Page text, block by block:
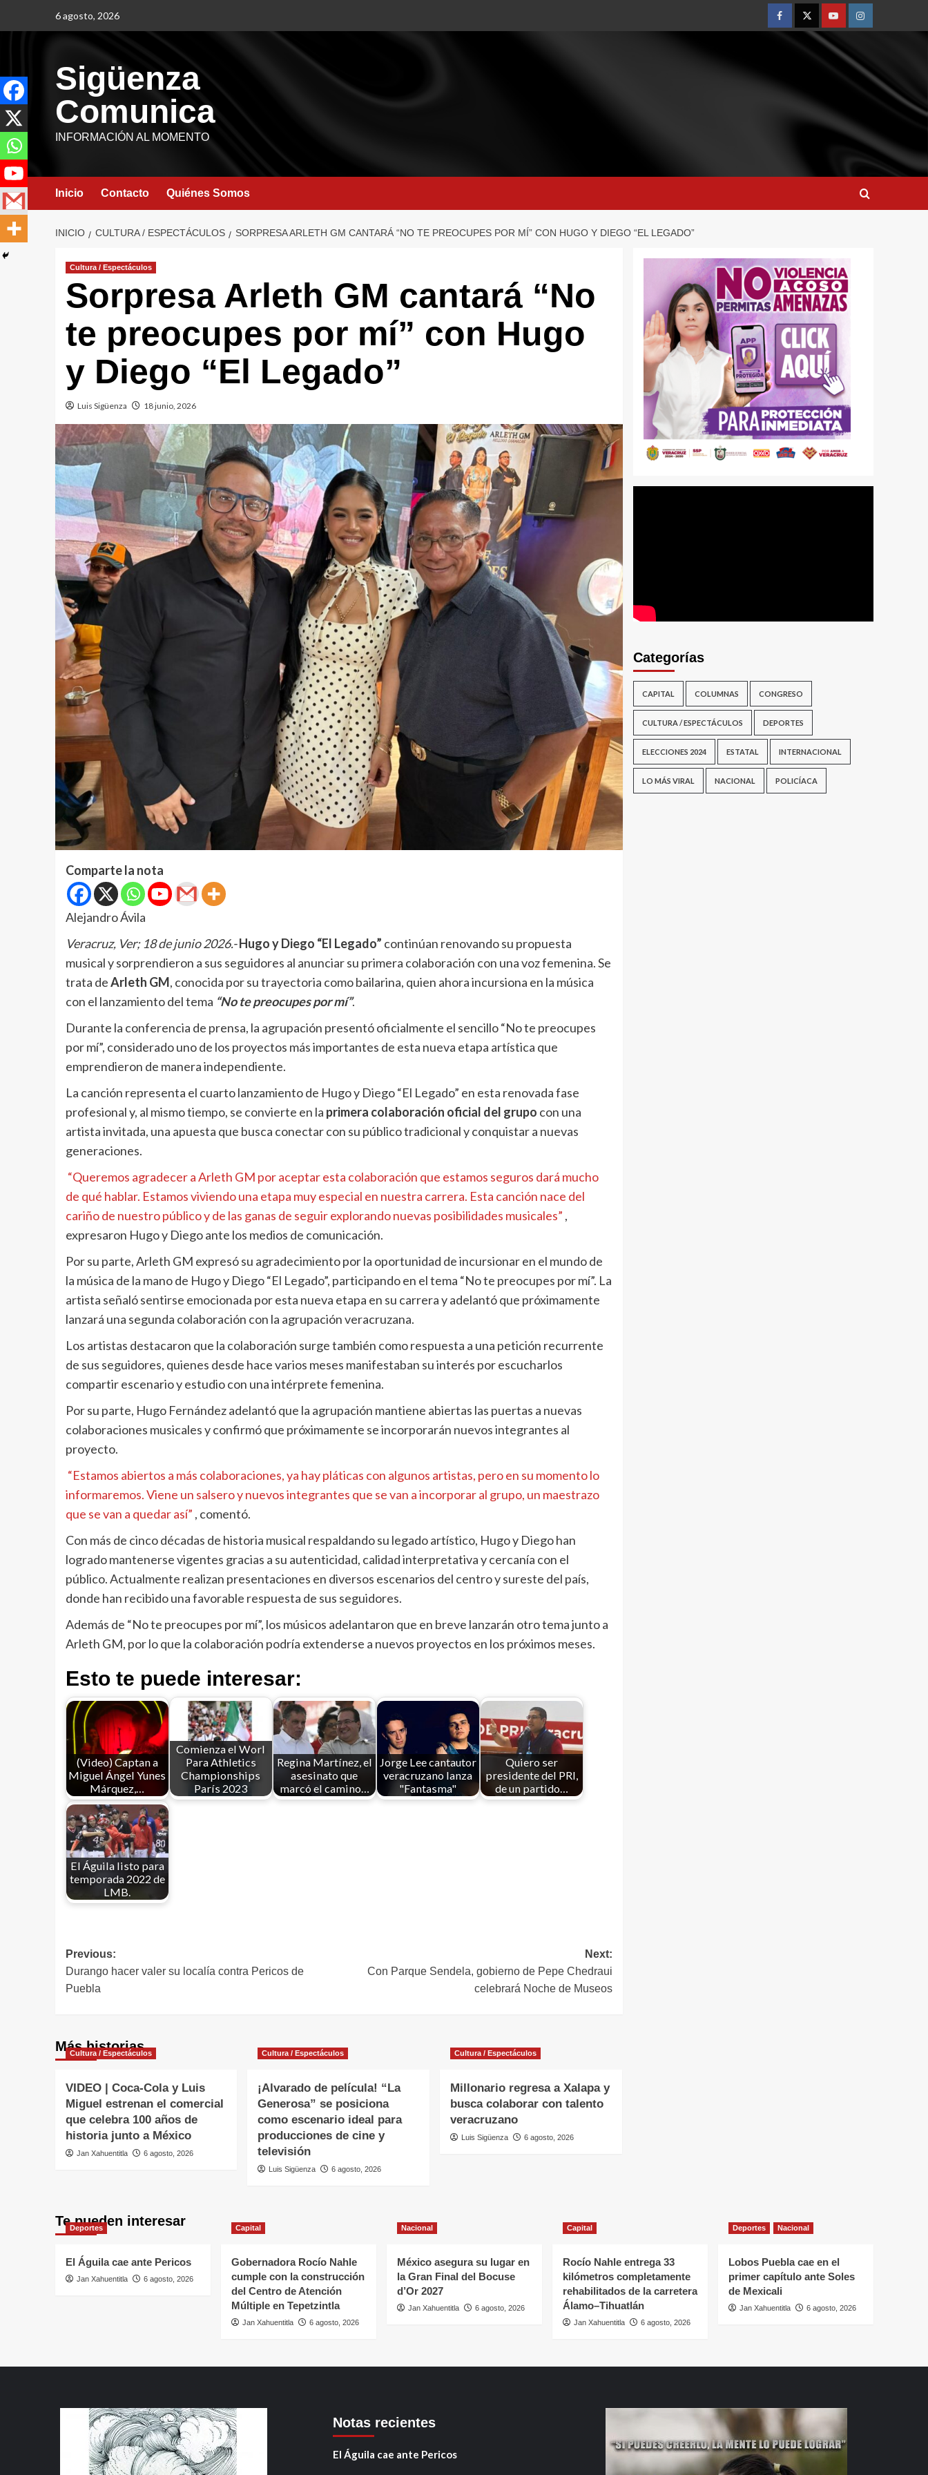
6 agosto, 2026
Sigüenza
Comunica
INFORMACIÓN AL MOMENTO
Inicio Contacto Quiénes Somos
INICIO CULTURA / ESPECTÁCULOS SORPRESA ARLETH GM CANTARÁ “NO TE PREOCUPES POR MÍ” CON HUGO Y DIEGO “EL LEGADO”
Cultura / Espectáculos
Sorpresa Arleth GM cantará “No
te preocupes por mí” con Hugo
y Diego “El Legado”
Luis Sigüenza 18 junio, 2026
Comparte la nota
Alejandro Ávila
Veracruz, Ver; 18 de junio 2026.- Hugo y Diego “El Legado” continúan renovando su propuesta
musical y sorprendieron a sus seguidores al anunciar su primera colaboración con una voz femenina. Se
trata deArleth GM, conocida por su trayectoria como bailarina, quien ahora incursiona en la música
con el lanzamiento del tema “No te preocupes por mí”.
Durante la conferencia de prensa, la agrupación presentó oficialmente el sencillo “No te preocupes
por mí”, considerado uno de los proyectos más importantes de esta nueva etapa artística que
emprendieron de manera independiente.
La canción representa el cuarto lanzamiento de Hugo y Diego “El Legado” en esta renovada fase
profesional y, al mismo tiempo, se convierte en la primera colaboración oficial del grupo con una
artista invitada, una apuesta que busca conectar con su público tradicional y conquistar a nuevas
generaciones.
“Queremos agradecer a Arleth GM por aceptar esta colaboración que estamos seguros dará mucho
de qué hablar. Estamos viviendo una etapa muy especial en nuestra carrera. Esta canción nace del
cariño de nuestro público y de las ganas de seguir explorando nuevas posibilidades musicales” ,
expresaron Hugo y Diego ante los medios de comunicación.
Por su parte, Arleth GM expresó su agradecimiento por la oportunidad de incursionar en el mundo de
la música de la mano de Hugo y Diego “El Legado”, participando en el tema “No te preocupes por mí”. La
artista señaló sentirse emocionada por esta nueva etapa en su carrera y adelantó que próximamente
lanzará una segunda colaboración con la agrupación veracruzana.
Los artistas destacaron que la colaboración surge también como respuesta a una petición recurrente
de sus seguidores, quienes desde hace varios meses manifestaban su interés por escucharlos
compartir escenario y estudio con una intérprete femenina.
Por su parte, Hugo Fernández adelantó que la agrupación mantiene abiertas las puertas a nuevas
colaboraciones musicales y confirmó que próximamente se incorporarán nuevos integrantes al
proyecto.
“Estamos abiertos a más colaboraciones, ya hay pláticas con algunos artistas, pero en su momento lo
informaremos. Viene un salsero y nuevos integrantes que se van a incorporar al grupo, un maestrazo
que se van a quedar así” , comentó.
Con más de cinco décadas de historia musical respaldando su legado artístico, Hugo y Diego han
logrado mantenerse vigentes gracias a su autenticidad, calidad interpretativa y cercanía con el
público. Actualmente realizan presentaciones en diversos escenarios del centro y sureste del país,
donde han recibido una favorable respuesta de sus seguidores.
Además de “No te preocupes por mí”, los músicos adelantaron que en breve lanzarán otro tema junto a
Arleth GM, por lo que la colaboración podría extenderse a nuevos proyectos en los próximos meses.
Esto te puede interesar:
(Video) Captan a
Miguel Ángel Yunes
Márquez,…
Comienza el Worl
Para Athletics
Championships
París 2023
Regina Martínez, el
asesinato que
marcó el camino…
Jorge Lee cantautor
veracruzano lanza
"Fantasma"
Quiero ser
presidente del PRI,
de un partido…
El Águila listo para
temporada 2022 de
LMB.
Previous:
Durango hacer valer su localía contra Pericos de
Puebla
Next:
Con Parque Sendela, gobierno de Pepe Chedraui
celebrará Noche de Museos
Más historias
Cultura / Espectáculos
VIDEO | Coca-Cola y Luis
Miguel estrenan el comercial
que celebra 100 años de
historia junto a México
Jan Xahuentitla 6 agosto, 2026
Cultura / Espectáculos
¡Alvarado de película! “La
Generosa” se posiciona
como escenario ideal para
producciones de cine y
televisión
Luis Sigüenza 6 agosto, 2026
Cultura / Espectáculos
Millonario regresa a Xalapa y
busca colaborar con talento
veracruzano
Luis Sigüenza 6 agosto, 2026
Categorías
CAPITAL COLUMNAS CONGRESO
CULTURA / ESPECTÁCULOS DEPORTES
ELECCIONES 2024 ESTATAL INTERNACIONAL
LO MÁS VIRAL NACIONAL POLICÍACA
Te pueden interesar
Deportes
El Águila cae ante Pericos
Jan Xahuentitla 6 agosto, 2026
Capital
Gobernadora Rocío Nahle
cumple con la construcción
del Centro de Atención
Múltiple en Tepetzintla
Jan Xahuentitla 6 agosto, 2026
Nacional
México asegura su lugar en
la Gran Final del Bocuse
d’Or 2027
Jan Xahuentitla 6 agosto, 2026
Capital
Rocío Nahle entrega 33
kilómetros completamente
rehabilitados de la carretera
Álamo–Tihuatlán
Jan Xahuentitla 6 agosto, 2026
Deportes Nacional
Lobos Puebla cae en el
primer capítulo ante Soles
de Mexicali
Jan Xahuentitla 6 agosto, 2026
Notas recientes
El Águila cae ante Pericos